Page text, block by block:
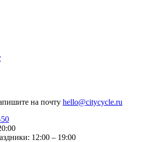
на почту hello@citycycle.ru
12:00 – 19:00